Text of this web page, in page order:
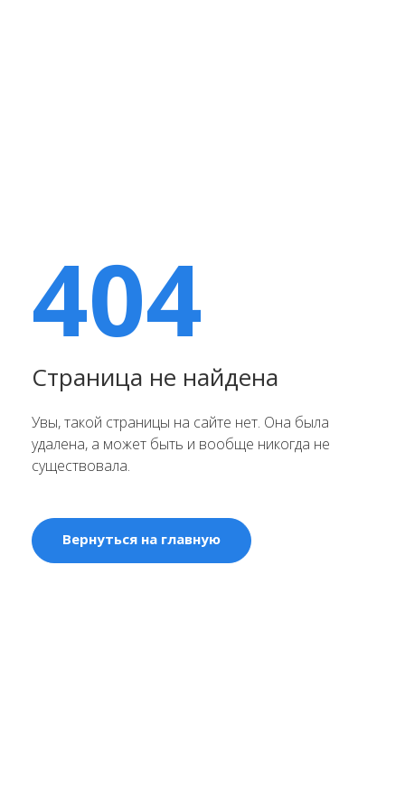
404
Страница не найдена
Увы, такой страницы на сайте нет. Она была
удалена, а может быть и вообще никогда не
существовала.
Вернуться на главную